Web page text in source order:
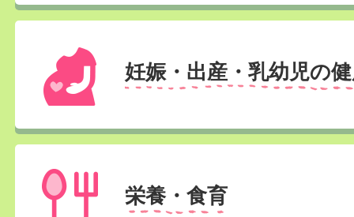
妊娠・出産・乳幼児の
栄養・食育